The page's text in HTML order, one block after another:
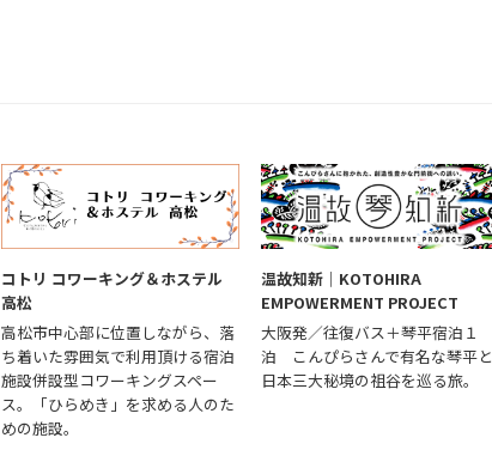
コトリ コワーキング＆ホステル
高松
高松市中心部に位置しながら、落
ち着いた雰囲気で利用頂ける宿泊
施設併設型コワーキングスペー
ス。「ひらめき」を求める人のた
めの施設。
温故知新｜KOTOHIRA
EMPOWERMENT PROJECT
大阪発／往復バス＋琴平宿泊１
泊 こんぴらさんで有名な琴平と
日本三大秘境の祖谷を巡る旅。